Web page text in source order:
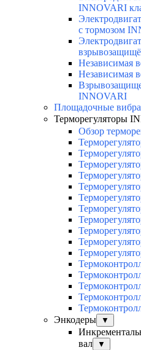
INNOVARI
с тормозом
Независимая
Независимая
INNOVARI
Площадочные
Терморегуляторы
Обзор
Энкодеры
▼
вал
▼